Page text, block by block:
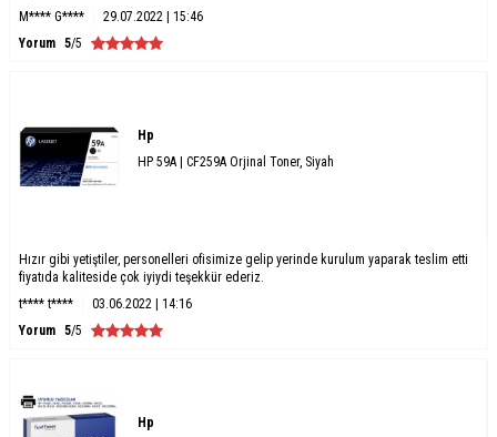
M**** G****
29.07.2022 | 15:46
Yorum 5/5
Hp
HP 59A | CF259A Orjinal Toner, Siyah
Hızır gibi yetiştiler, personelleri ofisimize gelip yerinde kurulum yaparak teslim etti
fiyatıda kaliteside çok iyiydi teşekkür ederiz.
t**** t****
03.06.2022 | 14:16
Yorum 5/5
Hp